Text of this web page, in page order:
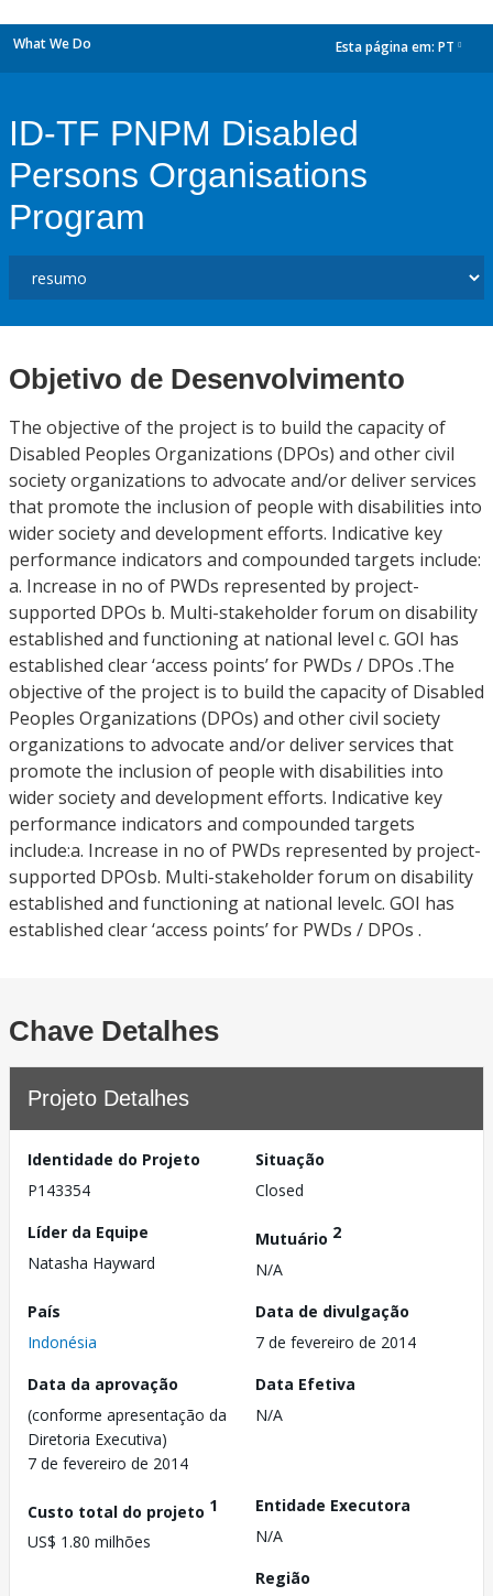
What We Do Esta página em: PT
ID-TF PNPM Disabled
Persons Organisations
Program
Objetivo de Desenvolvimento
The objective of the project is to build the capacity of
Disabled Peoples Organizations (DPOs) and other civil
society organizations to advocate and/or deliver services
that promote the inclusion of people with disabilities into
wider society and development efforts. Indicative key
performance indicators and compounded targets include:
a. Increase in no of PWDs represented by project-
supported DPOs b. Multi-stakeholder forum on disability
established and functioning at national level c. GOI has
established clear ‘access points’ for PWDs / DPOs .The
objective of the project is to build the capacity of Disabled
Peoples Organizations (DPOs) and other civil society
organizations to advocate and/or deliver services that
promote the inclusion of people with disabilities into
wider society and development efforts. Indicative key
performance indicators and compounded targets
include:a. Increase in no of PWDs represented by project-
supported DPOsb. Multi-stakeholder forum on disability
established and functioning at national levelc. GOI has
established clear ‘access points’ for PWDs / DPOs .
Chave Detalhes
Projeto Detalhes
Identidade do Projeto
P143354
Situação
Closed
Líder da Equipe
Natasha Hayward
Mutuário 2
N/A
País
Indonésia
Data de divulgação
7 de fevereiro de 2014
Data da aprovação
(conforme apresentação da
Diretoria Executiva)
7 de fevereiro de 2014
Data Efetiva
N/A
Custo total do projeto 1
US$ 1.80 milhões
Entidade Executora
N/A
Região